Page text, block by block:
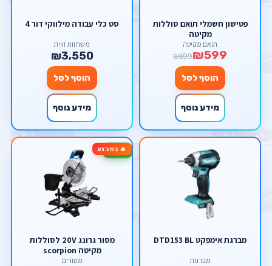
פטישון חשמלי תואם סוללות
מקיטה
תואם מקיטה
₪599
₪699
הוסף לסל
מידע נוסף
סט כלי עבודה מילווקי דור 4
משחזות זווית
₪3,550
הוסף לסל
מידע נוסף
מברגת אימפקט DTD153 BL
מברגות
🔥 במבצע-33%
מסור גרונג 20V לסוללות
מקיטה scorpion
מסורים